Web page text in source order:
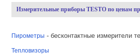
Измерительные приборы TESTO по ценам
Пирометры - бесконтактные измерители
Тепловизоры